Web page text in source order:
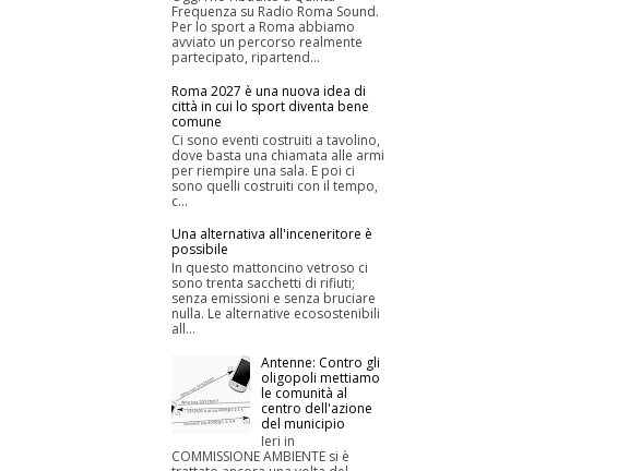
Frequenza su Radio Roma Sound.
Per lo sport a Roma abbiamo
avviato un percorso realmente
partecipato, ripartend...
Roma 2027 è una nuova idea di
città in cui lo sport diventa bene
comune
Ci sono eventi costruiti a tavolino,
dove basta una chiamata alle armi
per riempire una sala. E poi ci
sono quelli costruiti con il tempo,
c...
Una alternativa all'inceneritore è
possibile
In questo mattoncino vetroso ci
sono trenta sacchetti di rifiuti;
senza emissioni e senza bruciare
nulla. Le alternative ecosostenibili
all...
Antenne: Contro gli
oligopoli mettiamo
le comunità al
centro dell'azione
del municipio
Ieri in
COMMISSIONE AMBIENTE si è